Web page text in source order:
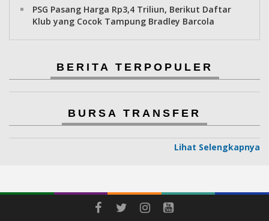
PSG Pasang Harga Rp3,4 Triliun, Berikut Daftar
Klub yang Cocok Tampung Bradley Barcola
BERITA TERPOPULER
BURSA TRANSFER
Lihat Selengkapnya